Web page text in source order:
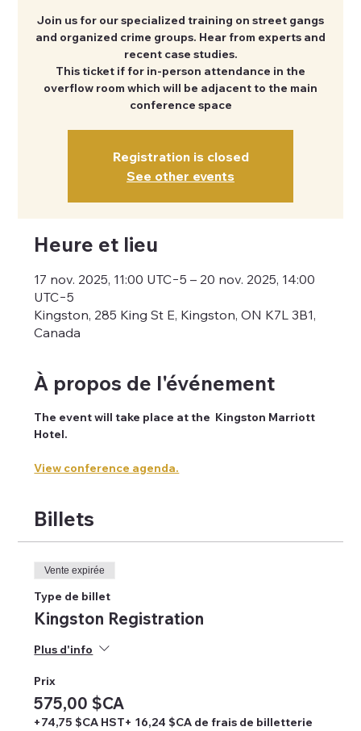
Join us for our specialized training on street gangs
and organized crime groups. Hear from experts and
recent case studies.
This ticket if for in-person attendance in the
overflow room which will be adjacent to the main
conference space
Registration is closed
See other events
Heure et lieu
17 nov. 2025, 11:00 UTC−5 – 20 nov. 2025, 14:00
UTC−5
Kingston, 285 King St E, Kingston, ON K7L 3B1,
Canada
À propos de l'événement
The event will take place at the  Kingston Marriott
Hotel.
View conference agenda.
Billets
Vente expirée
Type de billet
Kingston Registration
Plus d'info
Prix
575,00 $CA
+74,75 $CA HST+ 16,24 $CA de frais de billetterie